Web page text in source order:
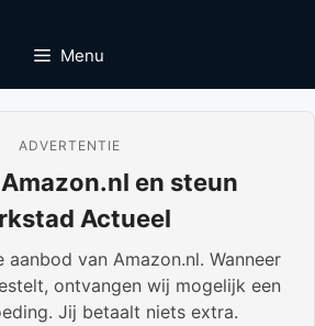
Menu
ADVERTENTIE
en steun
Actueel
aanbod van Amazon.nl. Wanneer
ontvangen wij mogelijk een
Jij betaalt niets extra.